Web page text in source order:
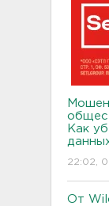
Как
22:02,
От